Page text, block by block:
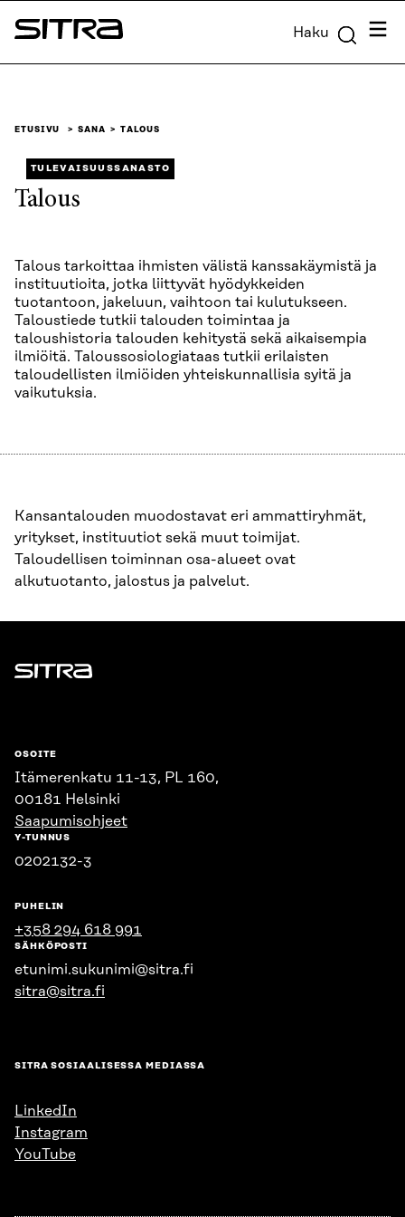
Siirry
suoraan
Sitra Haku
ETUSIVU SANA TALOUS
TULEVAISUUSSANASTO
Talous
Talous tarkoittaa ihmisten välistä kanssakäymistä ja
instituutioita, jotka liittyvät hyödykkeiden
tuotantoon, jakeluun, vaihtoon tai kulutukseen.
Taloustiede tutkii talouden toimintaa ja
taloushistoria talouden kehitystä sekä aikaisempia
ilmiöitä. Taloussosiologiataas tutkii erilaisten
taloudellisten ilmiöiden yhteiskunnallisia syitä ja
vaikutuksia.
Kansantalouden muodostavat eri ammattiryhmät,
yritykset, instituutiot sekä muut toimijat.
Taloudellisen toiminnan osa-alueet ovat
alkutuotanto, jalostus ja palvelut.
Sitra
OSOITE
Itämerenkatu 11-13, PL 160,
00181 Helsinki
Saapumisohjeet
Y-TUNNUS
0202132-3
PUHELIN
+358 294 618 991
SÄHKÖPOSTI
etunimi.sukunimi@sitra.fi
sitra@sitra.fi
SITRA SOSIAALISESSA MEDIASSA
LinkedIn
Instagram
YouTube